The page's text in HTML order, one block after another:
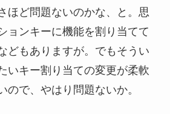
ほど問題ないのかな、と。思
ョンキーに機能を割り当てて
どもありますが。でもそうい
いキー割り当ての変更が柔軟
ので、やはり問題ないか。